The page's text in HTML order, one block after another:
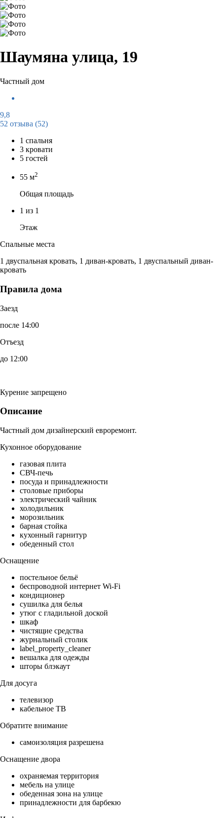
Шаумяна улица, 19
Частный дом
9,8
52 отзыва (52)
1 спальня
3 кровати
5 гостей
55 м2
Общая площадь
1 из 1
Этаж
Спальные места
1 двуспальная кровать, 1 диван-кровать, 1 двуспальный диван-
кровать
Правила дома
Заезд
после 14:00
Отъезд
до 12:00
Курение запрещено
Описание
Частный дом дизайнерский евроремонт.
Кухонное оборудование
газовая плита
СВЧ-печь
посуда и принадлежности
столовые приборы
электрический чайник
холодильник
морозильник
барная стойка
кухонный гарнитур
обеденный стол
Оснащение
постельное бельё
беспроводной интернет Wi-Fi
кондиционер
сушилка для белья
утюг с гладильной доской
шкаф
чистящие средства
журнальный столик
label_property_cleaner
вешалка для одежды
шторы блэкаут
Для досуга
телевизор
кабельное ТВ
Обратите внимание
самоизоляция разрешена
Оснащение двора
охраняемая территория
мебель на улице
обеденная зона на улице
принадлежности для барбекю